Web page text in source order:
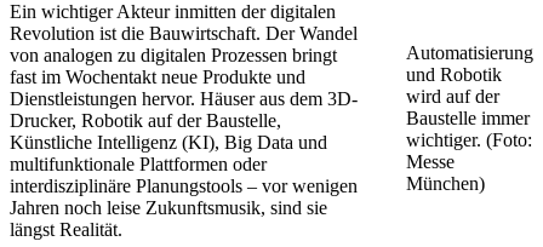
Automatisierung
und Robotik
wird auf der
Baustelle immer
wichtiger. (Foto:
Messe
München)
Ein wichtiger Akteur inmitten der digitalen
Revolution ist die Bauwirtschaft. Der Wandel
von analogen zu digitalen Prozessen bringt
fast im Wochentakt neue Produkte und
Dienstleistungen hervor. Häuser aus dem 3D-
Drucker, Robotik auf der Baustelle,
Künstliche Intelligenz (KI), Big Data und
multifunktionale Plattformen oder
interdisziplinäre Planungstools – vor wenigen
Jahren noch leise Zukunftsmusik, sind sie
längst Realität.